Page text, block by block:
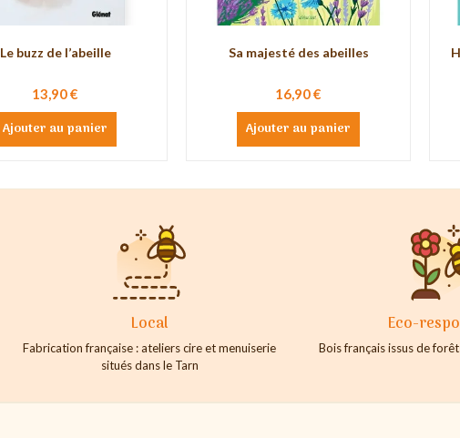
Le buzz de l’abeille
13,90 €
Ajouter au panier
Sa majesté des abeilles
16,90 €
Ajouter au panier
Local
Fabrication française : ateliers cire et menuiserie
situés dans le Tarn
Eco-
Bois français issus de